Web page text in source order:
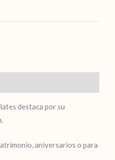
destaca por su
aniversarios o para